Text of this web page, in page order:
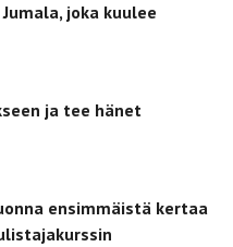
joka kuulee
ja tee hänet
ensimmäistä kertaa